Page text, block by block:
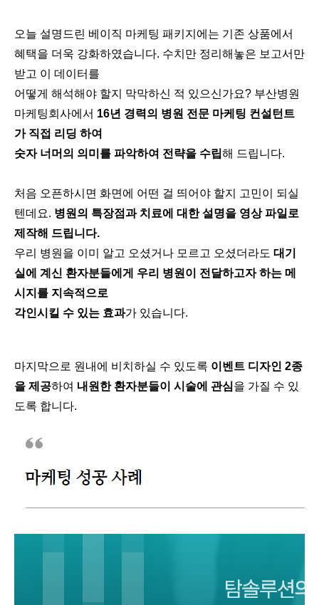
오늘 설명드린 베이직 마케팅 패키지에는 기존 상품에서
혜택을 더욱 강화하였습니다. 수치만 정리해놓은 보고서만
받고 이 데이터를
어떻게 해석해야 할지 막막하신 적 있으신가요? 부산병원
마케팅회사에서 16년 경력의 병원 전문 마케팅 컨설턴트
가 직접 리딩 하여
숫자 너머의 의미를 파악하여 전략을 수립해 드립니다.
처음 오픈하시면 화면에 어떤 걸 띄어야 할지 고민이 되실
텐데요. 병원의 특장점과 치료에 대한 설명을 영상 파일로
제작해 드립니다.
우리 병원을 이미 알고 오셨거나 모르고 오셨더라도 대기
실에 계신 환자분들에게 우리 병원이 전달하고자 하는 메
시지를 지속적으로
각인시킬 수 있는 효과가 있습니다.
마지막으로 원내에 비치하실 수 있도록 이벤트 디자인 2종
을 제공하여 내원한 환자분들이 시술에 관심을 가질 수 있
도록 합니다.